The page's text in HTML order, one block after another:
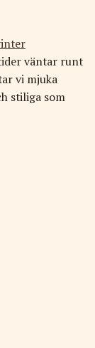
väntar runt
vi mjuka
stiliga som